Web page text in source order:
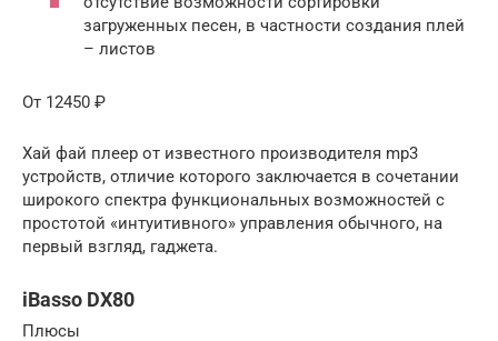
загруженных песен, в частности создания плей
– листов
От 12450 ₽
Хай фай плеер от известного производителя mp3
устройств, отличие которого заключается в сочетании
широкого спектра функциональных возможностей с
простотой «интуитивного» управления обычного, на
первый взгляд, гаджета.
iBasso DX80
Плюсы